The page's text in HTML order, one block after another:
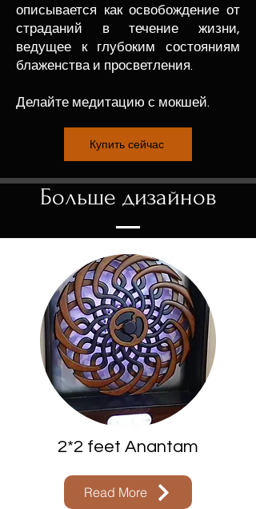
описывается как освобождение от
страданий в течение жизни,
ведущее к глубоким состояниям
блаженства и просветления.
Делайте медитацию с мокшей.
Купить сейчас
Больше дизайнов
2*2 feet Anantam
Read More